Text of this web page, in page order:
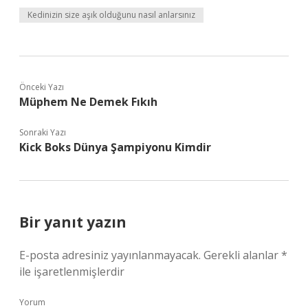
Kedinizin size aşık olduğunu nasıl anlarsınız
Önceki Yazı
Müphem Ne Demek Fıkıh
Sonraki Yazı
Kick Boks Dünya Şampiyonu Kimdir
Bir yanıt yazın
E-posta adresiniz yayınlanmayacak. Gerekli alanlar*
ile işaretlenmişlerdir
Yorum